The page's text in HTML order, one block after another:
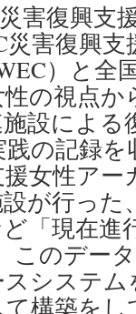
害復興支
害復興
）と全
の視点か
設による
の記録
女性ア
が行っ
「現在進
このデー
システ
構築を